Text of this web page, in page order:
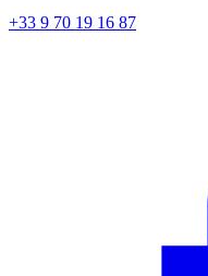
+33 9 70 19 16 87